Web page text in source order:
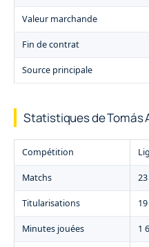
Valeur marchande
Fin de contrat
Source principale
Statistiques de Tomás
Compétition
Matchs 23
Titularisations 19
Minutes jouées 1